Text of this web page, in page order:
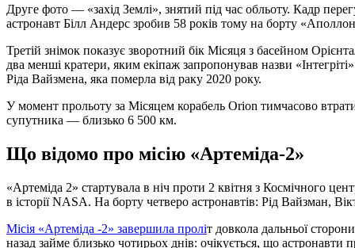
Друге фото — «захід Землі», знятий під час обльоту. Кадр
астронавт Білл Андерс зробив 58 років тому на борту
Третій знімок показує зворотний бік Місяця з басейном
два менші кратери, яким екіпаж запропонував назви
Ріда Вайзмена, яка померла від раку 2020 року.
У момент прольоту за Місяцем корабель Orion тимчасово
супутника — близько 6 500 км.
Що відомо про місію «Артеміда-2»
«Артеміда 2» стартувала в ніч проти 2 квітня з Космічного
в історії NASA. На борту четверо астронавтів: Рід Вайзман,
Місія «Aртеміда -2» завершила проліт довкола дальньої
назад займе близько чотирьох днів: очікується, що астронавти